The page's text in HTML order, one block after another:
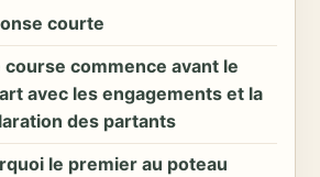
courte
course commence avant le
avec les engagements et la
des partants
le premier au poteau